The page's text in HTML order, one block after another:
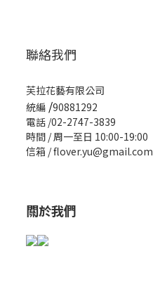
聯絡我們
芙拉花藝有限公司
統編 /90881292
電話 /02-2747-3839
時間 / 周一至日 10:00-19:00
信箱 / flover.yu@gmail.com
關於我們